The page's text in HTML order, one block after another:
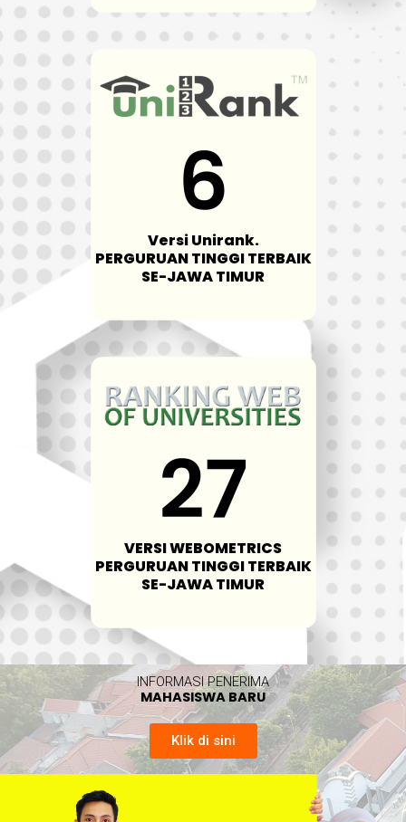
Versi Unirank.
PERGURUAN TINGGI TERBAIK
SE-JAWA TIMUR
VERSI WEBOMETRICS
PERGURUAN TINGGI TERBAIK
SE-JAWA TIMUR
INFORMASI PENERIMA​
MAHASISWA BARU
Klik di sini